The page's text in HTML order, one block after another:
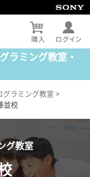
ラミング教室・
グラミング教室 >
並校
グ教室